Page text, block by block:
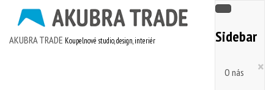
AKUBRA TRADE Koupelnové studio, design, interiér
Sidebar
×
O nás